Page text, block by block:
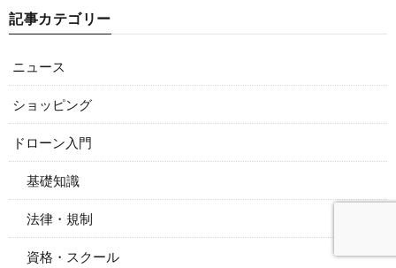
記事カテゴリー
ニュース
ショッピング
ドローン入門
基礎知識
法律・規制
資格・スクール